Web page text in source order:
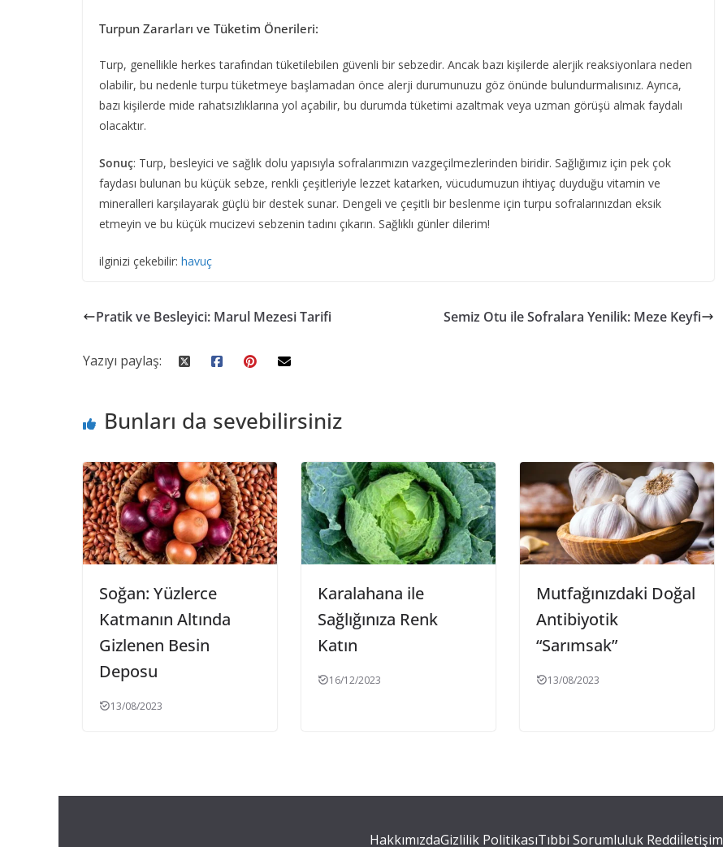
Turpun Zararları ve Tüketim Önerileri:
Turp, genellikle herkes tarafından tüketilebilen güvenli bir sebzedir. Ancak bazı kişilerde alerjik reaksiyonlara neden
olabilir, bu nedenle turpu tüketmeye başlamadan önce alerji durumunuzu göz önünde bulundurmalısınız. Ayrıca,
bazı kişilerde mide rahatsızlıklarına yol açabilir, bu durumda tüketimi azaltmak veya uzman görüşü almak faydalı
olacaktır.
Sonuç: Turp, besleyici ve sağlık dolu yapısıyla sofralarımızın vazgeçilmezlerinden biridir. Sağlığımız için pek çok
faydası bulunan bu küçük sebze, renkli çeşitleriyle lezzet katarken, vücudumuzun ihtiyaç duyduğu vitamin ve
mineralleri karşılayarak güçlü bir destek sunar. Dengeli ve çeşitli bir beslenme için turpu sofralarınızdan eksik
etmeyin ve bu küçük mucizevi sebzenin tadını çıkarın. Sağlıklı günler dilerim!
ilginizi çekebilir: havuç
Pratik ve Besleyici: Marul Mezesi Tarifi Semiz Otu ile Sofralara Yenilik: Meze Keyfi
Yazıyı paylaş:
Bunları da sevebilirsiniz
Soğan: Yüzlerce
Katmanın Altında
Gizlenen Besin
Deposu
13/08/2023
Karalahana ile
Sağlığınıza Renk
Katın
16/12/2023
Mutfağınızdaki Doğal
Antibiyotik
“Sarımsak”
13/08/2023
HakkımızdaGizlilik PolitikasıTıbbi Sorumluluk Reddiİletişim